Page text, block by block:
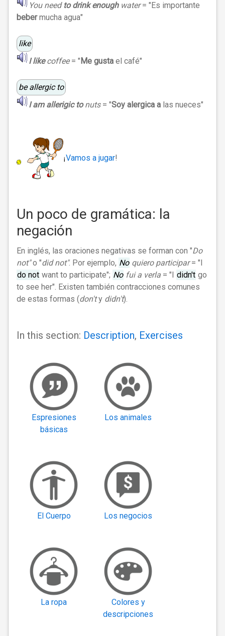
You need to drink enoughwater= "Es importante
bebermucha agua"
like
Ilike coffee= " Me gusta el café"
be allergic to
Iam allerigic to nuts= "Soy alergica a las nueces"
¡Vamos a jugar!
Un poco de gramática: la
negación
En inglés, las oraciones negativas se forman con "Do
not"o "did not". Por ejemplo, No quiero participar= "I
do not want to participate"; No fui a verla = "I didn't go
to see her". Existen también contracciones comunes
de estas formas (don'ty didn't).
In this section: Description, Exercises
Espresiones
básicas
Los animales
El Cuerpo Los negocios
La ropa
Colores y
descripciones